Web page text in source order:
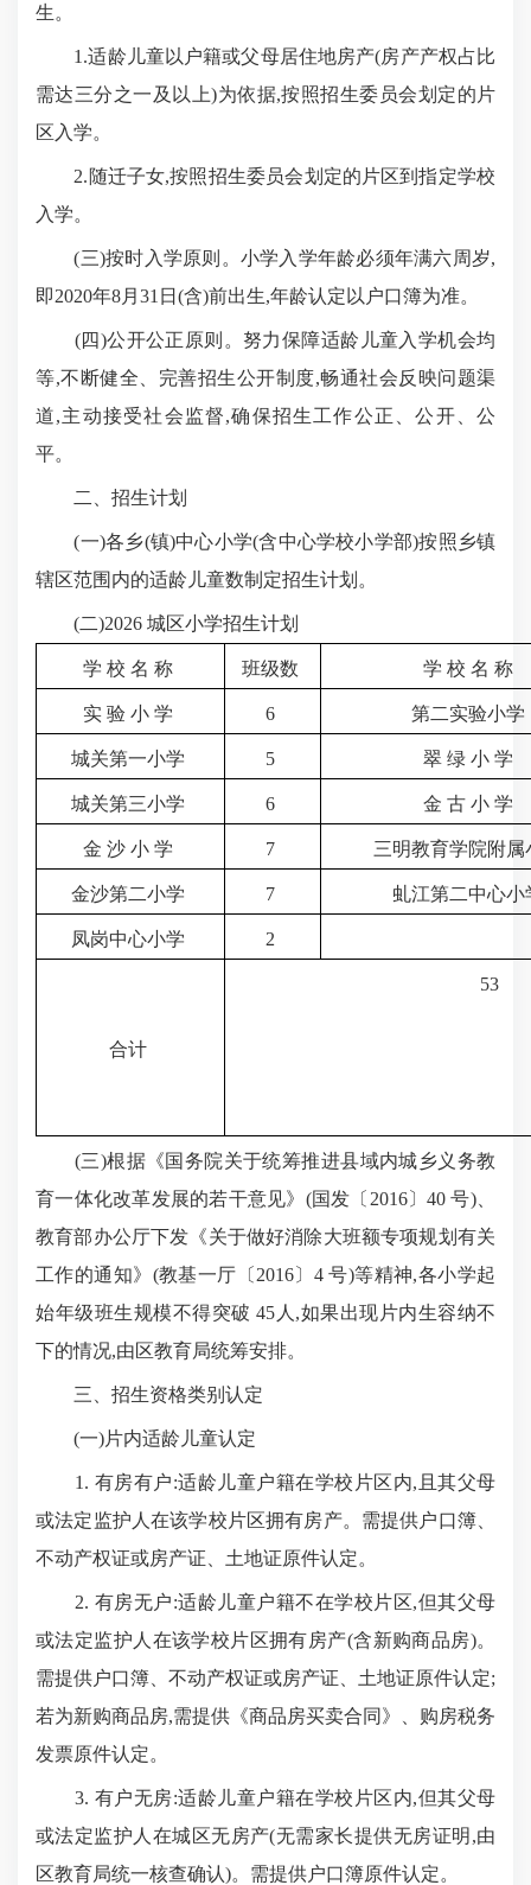
生。
1.适龄儿童以户籍或父母居住地房产(房产产权占比
需达三分之一及以上)为依据,按照招生委员会划定的片
区入学。
2.随迁子女,按照招生委员会划定的片区到指定学校
入学。
(三)按时入学原则。小学入学年龄必须年满六周岁,
即2020年8月31日(含)前出生,年龄认定以户口簿为准。
(四)公开公正原则。努力保障适龄儿童入学机会均
等,不断健全、完善招生公开制度,畅通社会反映问题渠
道,主动接受社会监督,确保招生工作公正、公开、公
平。
二、招生计划
(一)各乡(镇)中心小学(含中心学校小学部)按照乡镇
辖区范围内的适龄儿童数制定招生计划。
(二)2026 城区小学招生计划
学 校 名 称 班级数 学 校 名 称
实 验 小 学 6 第二实验小学
城关第一小学 5 翠 绿 小 学
城关第三小学 6 金 古 小 学
金 沙 小 学 7 三明教育学院附属
金沙第二小学 7 虬江第二中心小
凤岗中心小学 2
合计
53
(三)根据《国务院关于统筹推进县域内城乡义务教
育一体化改革发展的若干意见》(国发〔2016〕40 号)、
教育部办公厅下发《关于做好消除大班额专项规划有关
工作的通知》(教基一厅〔2016〕4 号)等精神,各小学起
始年级班生规模不得突破 45人,如果出现片内生容纳不
下的情况,由区教育局统筹安排。
三、招生资格类别认定
(一)片内适龄儿童认定
1. 有房有户:适龄儿童户籍在学校片区内,且其父母
或法定监护人在该学校片区拥有房产。需提供户口簿、
不动产权证或房产证、土地证原件认定。
2. 有房无户:适龄儿童户籍不在学校片区,但其父母
或法定监护人在该学校片区拥有房产(含新购商品房)。
需提供户口簿、不动产权证或房产证、土地证原件认定;
若为新购商品房,需提供《商品房买卖合同》、购房税务
发票原件认定。
3. 有户无房:适龄儿童户籍在学校片区内,但其父母
或法定监护人在城区无房产(无需家长提供无房证明,由
区教育局统一核查确认)。需提供户口簿原件认定。